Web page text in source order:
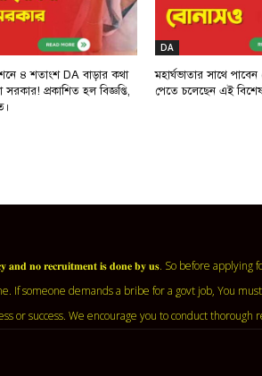
৪ শতাংশ DA বাড়ার কথা
প্রকাশিত হল বিজ্ঞপ্তি,
DA
মহার্ঘভাতার সাথে
পেতে চলেছেন এই
𝐚𝐧𝐝 𝐧𝐨 𝐫𝐞𝐜𝐫𝐮𝐢𝐭𝐦𝐞𝐧𝐭 𝐢𝐬 𝐝𝐨𝐧𝐞 𝐛𝐲 𝐮𝐬. So before
If someone demands a bribe for a govt job, You
or success. We encourage you to conduct